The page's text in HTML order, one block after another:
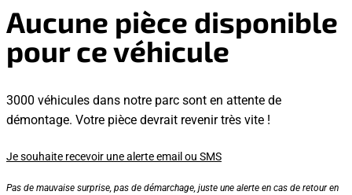
Aucune pièce disponible
pour ce véhicule
3000 véhicules dans notre parc sont en attente de
démontage. Votre pièce devrait revenir très vite !
Je souhaite recevoir une alerte email ou SMS
Pas de mauvaise surprise, pas de démarchage, juste une alerte en cas de retour en